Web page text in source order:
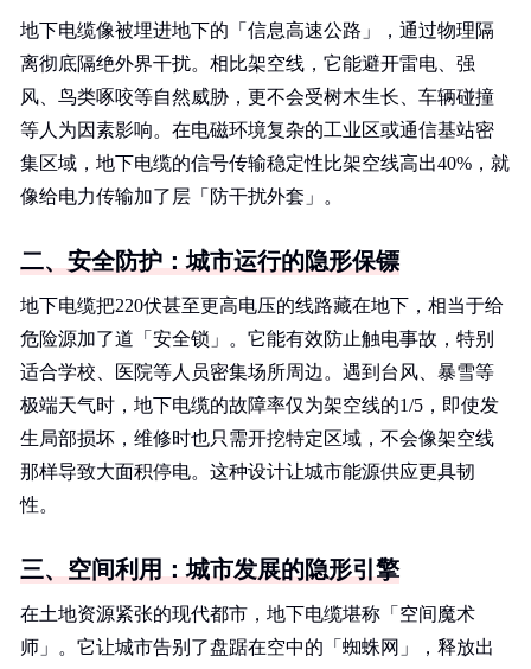
地下电缆像被埋进地下的「信息高速公路」，通过物理隔
离彻底隔绝外界干扰。相比架空线，它能避开雷电、强
风、鸟类啄咬等自然威胁，更不会受树木生长、车辆碰撞
等人为因素影响。在电磁环境复杂的工业区或通信基站密
集区域，地下电缆的信号传输稳定性比架空线高出40%，就
像给电力传输加了层「防干扰外套」。
二、安全防护：城市运行的隐形保镖
地下电缆把220伏甚至更高电压的线路藏在地下，相当于给
危险源加了道「安全锁」。它能有效防止触电事故，特别
适合学校、医院等人员密集场所周边。遇到台风、暴雪等
极端天气时，地下电缆的故障率仅为架空线的1/5，即使发
生局部损坏，维修时也只需开挖特定区域，不会像架空线
那样导致大面积停电。这种设计让城市能源供应更具韧
性。
三、空间利用：城市发展的隐形引擎
在土地资源紧张的现代都市，地下电缆堪称「空间魔术
师」。它让城市告别了盘踞在空中的「蜘蛛网」，释放出